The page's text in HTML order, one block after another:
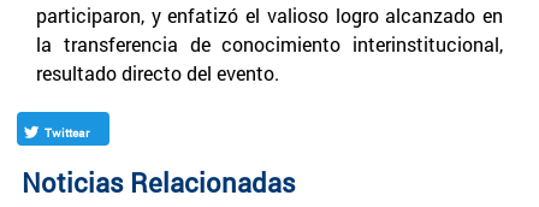
participaron, y enfatizó el valioso logro alcanzado en
la transferencia de conocimiento interinstitucional,
resultado directo del evento.
Twittear
Noticias Relacionadas